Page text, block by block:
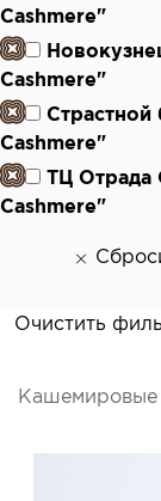
Cashmere"
Cashmere"
Страстной
Cashmere"
ТЦ Отрада
Cashmere"
Очистить
Кашемировые